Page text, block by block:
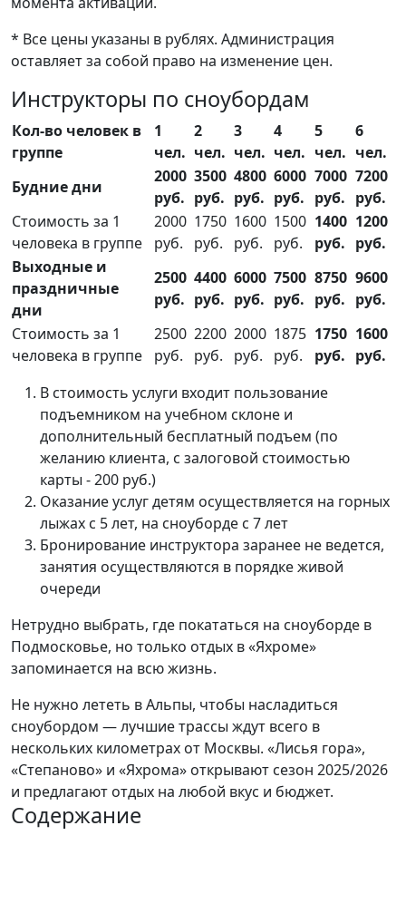
* Все цены указаны в рублях. Администрация
оставляет за собой право на изменение цен.
Инструкторы по сноубордам
Кол-во человек в
группе
1
чел.
2
чел.
3
чел.
4
чел.
5
чел.
6
чел.
Будние дни
2000
руб.
3500
руб.
4800
руб.
6000
руб.
7000
руб.
7200
руб.
Стоимость за 1
человека в группе
2000
руб.
1750
руб.
1600
руб.
1500
руб.
1400
руб.
1200
руб.
Выходные и
праздничные
дни
2500
руб.
4400
руб.
6000
руб.
7500
руб.
8750
руб.
9600
руб.
Стоимость за 1
человека в группе
2500
руб.
2200
руб.
2000
руб.
1875
руб.
1750
руб.
1600
руб.
В стоимость услуги входит пользование
подъемником на учебном склоне и
дополнительный бесплатный подъем (по
желанию клиента, с залоговой стоимостью
карты - 200 руб.)
Оказание услуг детям осуществляется на горных
лыжах с 5 лет, на сноуборде с 7 лет
Бронирование инструктора заранее не ведется,
занятия осуществляются в порядке живой
очереди
Нетрудно выбрать, где покататься на сноуборде в
Подмосковье, но только отдых в «Яхроме»
запоминается на всю жизнь.
Не нужно лететь в Альпы, чтобы насладиться
сноубордом — лучшие трассы ждут всего в
нескольких километрах от Москвы. «Лисья гора»,
«Степаново» и «Яхрома» открывают сезон 2025/2026
и предлагают отдых на любой вкус и бюджет.
Содержание